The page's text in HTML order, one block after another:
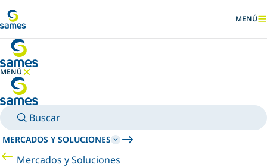
MENÚ
MENÚ
OCULTAR MENÚ
Buscar
MERCADOS Y SOLUCIONES
Mercados y Soluciones